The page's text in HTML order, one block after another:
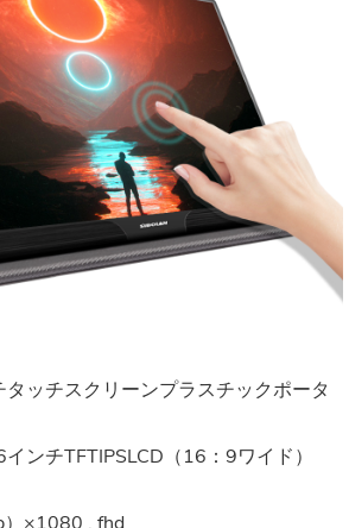
ッチスクリーンプラスチックポータ
インチTFTIPSLCD（16：9ワイド）